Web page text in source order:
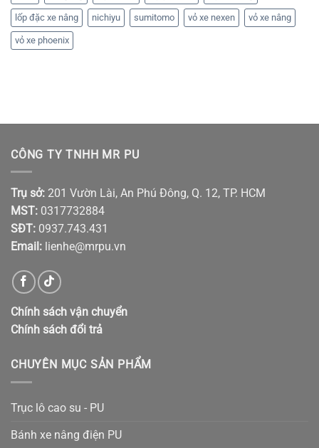
lốp đặc xe nâng nichiyu sumitomo vỏ xe nexen vỏ xe nâng
vỏ xe phoenix
CÔNG TY TNHH MR PU
Trụ sở: 201 Vườn Lài, An Phú Đông, Q. 12, TP. HCM
MST: 0317732884
SĐT: 0937.743.431
Email: lienhe@mrpu.vn
Chính sách vận chuyển
Chính sách đổi trả
CHUYÊN MỤC SẢN PHẨM
Trục lô cao su - PU
Bánh xe nâng điện PU